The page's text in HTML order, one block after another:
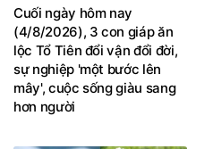
Cuối ngày hôm nay
(4/8/2026), 3 con giáp ăn
lộc Tổ Tiên đổi vận đổi đời,
sự nghiệp 'một bước lên
mây', cuộc sống giàu sang
hơn người